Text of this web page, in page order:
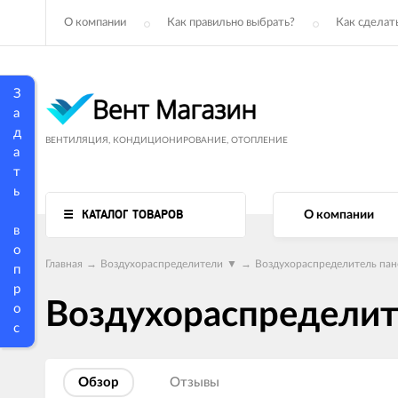
З
а
д
а
т
ь
в
о
п
р
о
с
О компании Как правильно выбрать? Как
ВЕНТИЛЯЦИЯ, КОНДИЦИОНИРОВАНИЕ, ОТОПЛЕНИЕ
КАТАЛОГ ТОВАРОВ О компании
Главная → Воздухораспределители ▼ → Воздухораспределитель
Обзор Отзывы